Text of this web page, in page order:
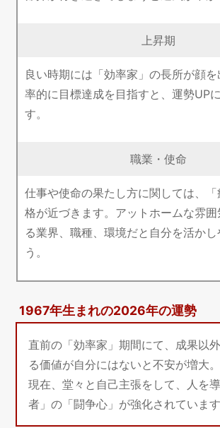
上昇期
良い時期には「効率家」の長所が顔
率的に目標達成を目指すと、運勢UP
す。
職業・使命
仕事や使命の果たし方に関しては、
格が近づきます。アットホームな雰
る業界、職種、環境だと自分を活かし
う。
1967年生まれの2026年の運勢
直前の「効率家」期間にて、成果以
る価値が自分にはないと不安が増大
現在、堂々と自己主張をして、人を
者」の「闘争心」が強化されています